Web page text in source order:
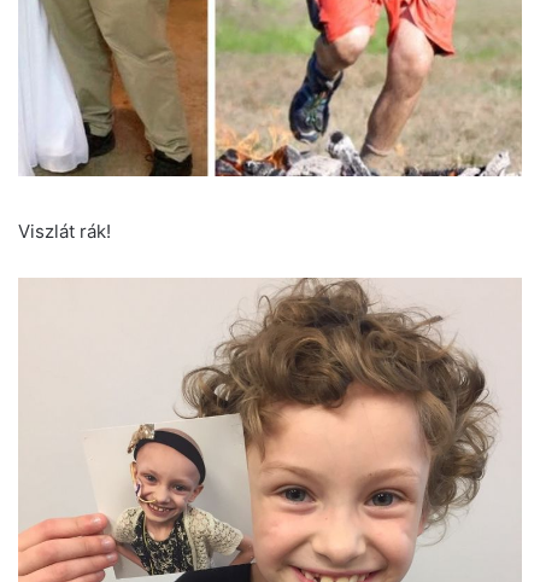
Viszlát rák!